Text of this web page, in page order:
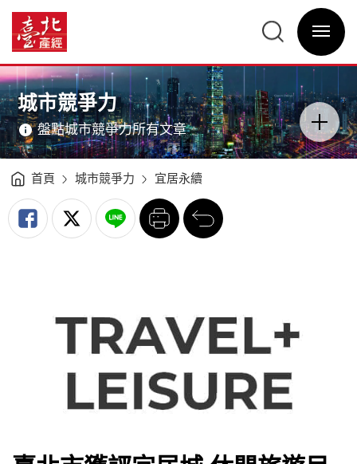
休
閒
旅
目
的
地
-
臺
北
產
經
臺
經
訊
網
網
站
主
單
選
單
關
主
意
境
城市競爭力
盤點城市競爭力所有文章
分
類
開
關
首頁 城市競爭力 宜居永續
列
印
回
前
一
頁